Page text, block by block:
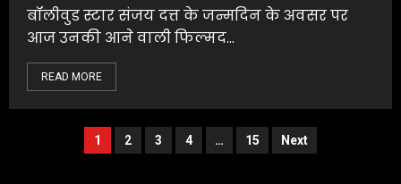
बॉलीवुड स्टार संजय दत्त के जन्मदिन के अवसर पर
आज उनकी आने वाली फिल्मद...
READ MORE
1 2 3 4 … 15 Next